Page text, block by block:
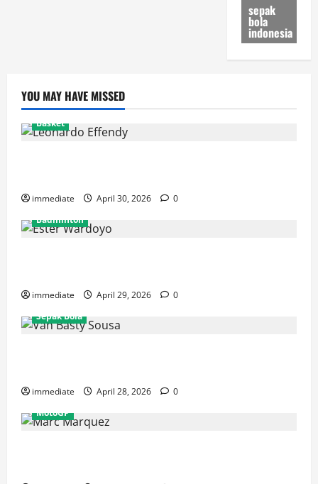
sepak
bola
indonesia
YOU MAY HAVE MISSED
Basket
immediate April 30, 2026
0
Badminton
immediate April 29, 2026
0
Sepak Bola
immediate April 28, 2026
0
MotoGP